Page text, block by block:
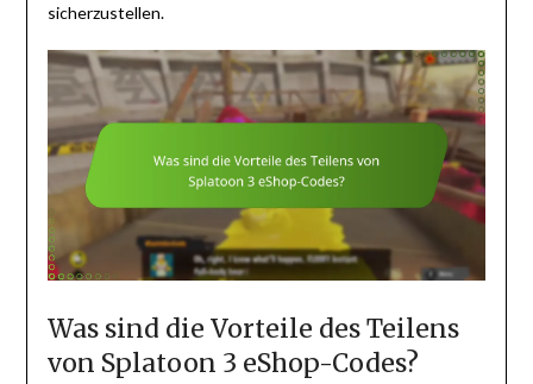
sicherzustellen.
Was sind die Vorteile des Teilens
von Splatoon 3 eShop-Codes?